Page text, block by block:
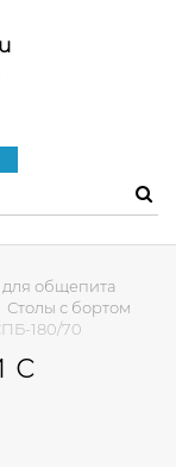
общепита
Столы с бортом
180/70
с